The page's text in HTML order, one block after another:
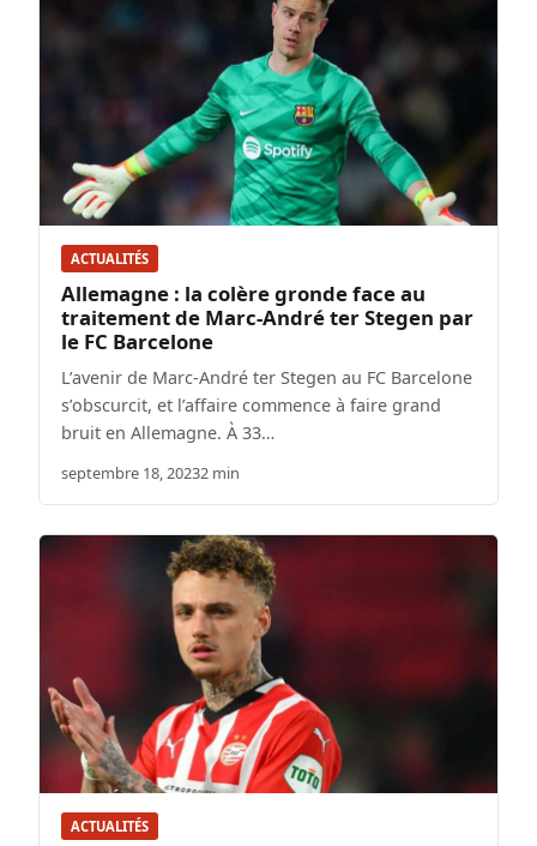
ACTUALITÉS
Allemagne : la colère gronde face au
traitement de Marc-André ter Stegen par
le FC Barcelone
L’avenir de Marc-André ter Stegen au FC Barcelone
s’obscurcit, et l’affaire commence à faire grand
bruit en Allemagne. À 33…
septembre 18, 20232 min
ACTUALITÉS